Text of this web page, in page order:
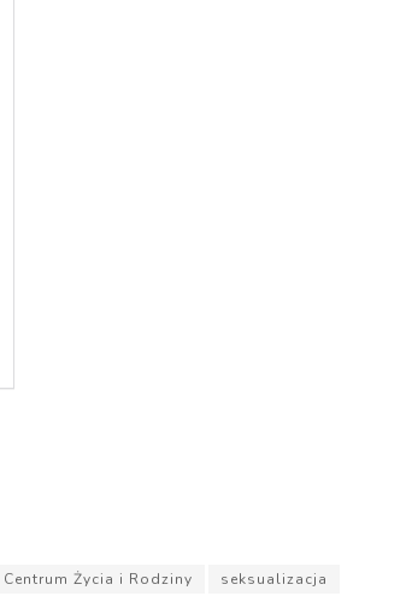
Centrum Życia i Rodziny seksualizacja